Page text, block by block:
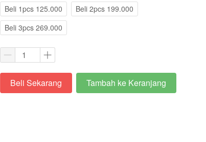
Beli 1pcs 125.000
Beli 2pcs 199.000
Beli 3pcs 269.000
`Beli Sekarang `
Tambah ke Keranjang